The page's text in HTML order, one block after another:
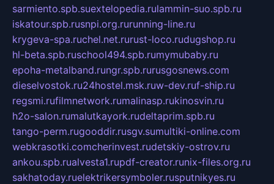
sarmiento.spb.suextelopedia.rulammin-suo.spb.ru
iskatour.spb.rusnpi.org.rurunning-line.ru
krygeva-spa.ruchel.net.rurust-loco.rudugshop.ru
hl-beta.spb.ruschool494.spb.rumymubaby.ru
epoha-metalband.rungr.spb.rurusgosnews.com
dieselvostok.ru24hostel.msk.ruw-dev.ruf-ship.ru
regsmi.rufilmnetwork.rumalinasp.rukinosvin.ru
h2o-salon.rumalutkayork.rudeltaprim.spb.ru
tango-perm.rugooddir.rusgv.sumultiki-online.com
webkrasotki.comcherinvest.rudetskiy-ostrov.ru
ankou.spb.rualvesta1.rupdf-creator.runix-files.org.ru
sakhatoday.ruelektrikersymboler.rusputnikyes.ru